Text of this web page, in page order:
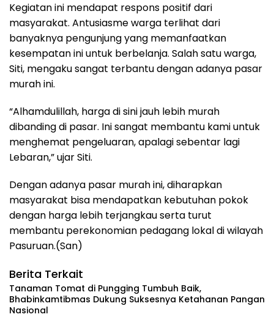
Kegiatan ini mendapat respons positif dari
masyarakat. Antusiasme warga terlihat dari
banyaknya pengunjung yang memanfaatkan
kesempatan ini untuk berbelanja. Salah satu warga,
Siti, mengaku sangat terbantu dengan adanya pasar
murah ini.
“Alhamdulillah, harga di sini jauh lebih murah
dibanding di pasar. Ini sangat membantu kami untuk
menghemat pengeluaran, apalagi sebentar lagi
Lebaran,” ujar Siti.
Dengan adanya pasar murah ini, diharapkan
masyarakat bisa mendapatkan kebutuhan pokok
dengan harga lebih terjangkau serta turut
membantu perekonomian pedagang lokal di wilayah
Pasuruan.(San)
Berita Terkait
Tanaman Tomat di Pungging Tumbuh Baik,
Bhabinkamtibmas Dukung Suksesnya Ketahanan Pangan
Nasional